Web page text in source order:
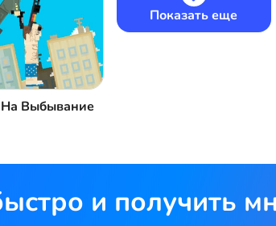
На Выбывание
Показать еще
и получить